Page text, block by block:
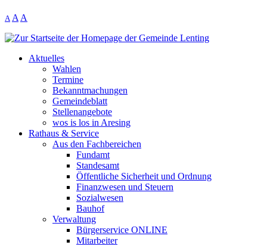
A A A
Aktuelles
Wahlen
Termine
Bekanntmachungen
Gemeindeblatt
Stellenangebote
wos is los in Aresing
Rathaus & Service
Aus den Fachbereichen
Fundamt
Standesamt
Öffentliche Sicherheit und Ordnung
Finanzwesen und Steuern
Sozialwesen
Bauhof
Verwaltung
Bürgerservice ONLINE
Mitarbeiter